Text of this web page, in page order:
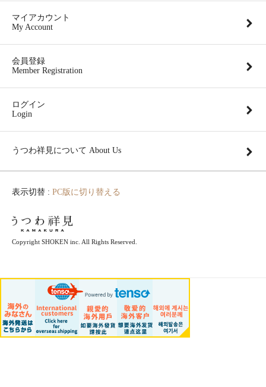
マイアカウント
My Account
会員登録
Member Registration
ログイン
Login
うつわ祥見について About Us
表示切替 : PC版に切り替える
Copyright SHOKEN inc. All Rights Reserved.